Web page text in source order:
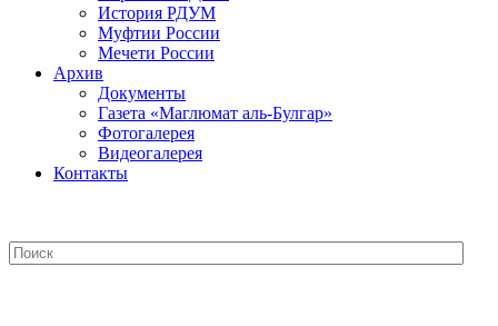
История РДУМ
Муфтии России
Мечети России
Архив
Документы
Газета «Маглюмат аль-Булгар»
Фотогалерея
Видеогалерея
Контакты